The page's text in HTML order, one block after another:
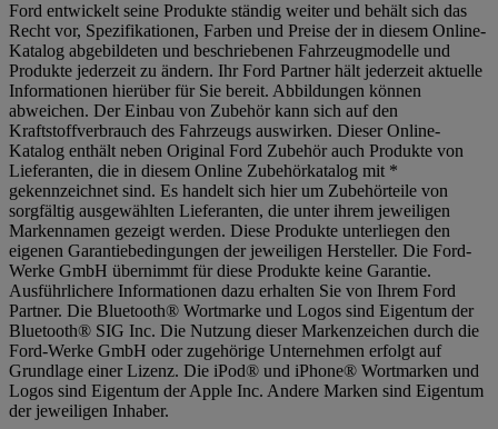
Ford entwickelt seine Produkte ständig weiter und behält sich das
Recht vor, Spezifikationen, Farben und Preise der in diesem Online-
Katalog abgebildeten und beschriebenen Fahrzeugmodelle und
Produkte jederzeit zu ändern. Ihr Ford Partner hält jederzeit aktuelle
Informationen hierüber für Sie bereit. Abbildungen können
abweichen. Der Einbau von Zubehör kann sich auf den
Kraftstoffverbrauch des Fahrzeugs auswirken. Dieser Online-
Katalog enthält neben Original Ford Zubehör auch Produkte von
Lieferanten, die in diesem Online Zubehörkatalog mit *
gekennzeichnet sind. Es handelt sich hier um Zubehörteile von
sorgfältig ausgewählten Lieferanten, die unter ihrem jeweiligen
Markennamen gezeigt werden. Diese Produkte unterliegen den
eigenen Garantiebedingungen der jeweiligen Hersteller. Die Ford-
Werke GmbH übernimmt für diese Produkte keine Garantie.
Ausführlichere Informationen dazu erhalten Sie von Ihrem Ford
Partner. Die Bluetooth® Wortmarke und Logos sind Eigentum der
Bluetooth® SIG Inc. Die Nutzung dieser Markenzeichen durch die
Ford-Werke GmbH oder zugehörige Unternehmen erfolgt auf
Grundlage einer Lizenz. Die iPod® und iPhone® Wortmarken und
Logos sind Eigentum der Apple Inc. Andere Marken sind Eigentum
der jeweiligen Inhaber.